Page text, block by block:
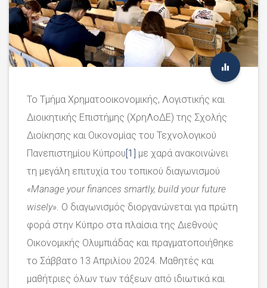
Το Τμήμα Χρηματοοικονομικής, Λογιστικής και
Διοικητικής Επιστήμης (ΧρηΛοΔΕ) της Σχολής
Διοίκησης και Οικονομίας του Τεχνολογικού
Πανεπιστημίου Κύπρου[1] με χαρά ανακοινώνει
τη μεγάλη επιτυχία του τοπικού διαγωνισμού
«Manage your finances smartly, build your future
wisely» . Ο διαγωνισμός διοργανώνεται για πρώτη
φορά στην Κύπρο στα πλαίσια της Διεθνούς
Οικονομικής Ολυμπιάδας και πραγματοποιήθηκε
το Σάββατο 13 Απριλίου 2024. Μαθητές και
μαθήτριες όλων των τάξεων από ιδιωτικά και